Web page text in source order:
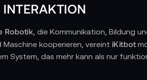
Robotik , die Kommunikation, Bildung
kooperieren, vereint iKitbot
System, das mehr kann als nur